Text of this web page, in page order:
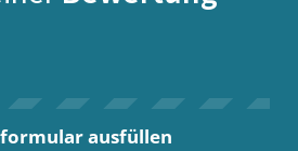
ausfüllen